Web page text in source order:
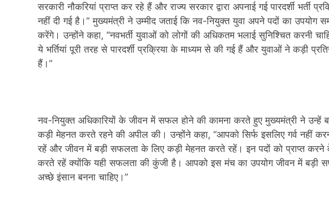
सरकारी नौकरियां प्राप्त कर रहे हैं और राज्य सरकार द्वारा अपनाई गई पारदर्शी भर्ती
नहीं दी गई है।” मुख्यमंत्री ने उम्मीद जताई कि नव-नियुक्त युवा अपने पदों का
करेंगे। उन्होंने कहा, “नवभर्ती युवाओं को लोगों की अधिकतम भलाई सुनिश्चित करनी
ये भर्तियां पूरी तरह से पारदर्शी प्रक्रिया के माध्यम से की गई हैं और युवाओं ने कड़ी
हैं।”
नव-नियुक्त अधिकारियों के जीवन में सफल होने की कामना करते हुए मुख्यमंत्री ने
कड़ी मेहनत करते रहने की अपील की। उन्होंने कहा, “आपको सिर्फ इसलिए गर्व नहीं
रहें और जीवन में बड़ी सफलता के लिए कड़ी मेहनत करते रहें। इन पदों को प्राप्त
करते रहें क्योंकि यही सफलता की कुंजी है। आपको इस मंच का उपयोग जीवन में बड़ी
अच्छे इंसान बनना चाहिए।”